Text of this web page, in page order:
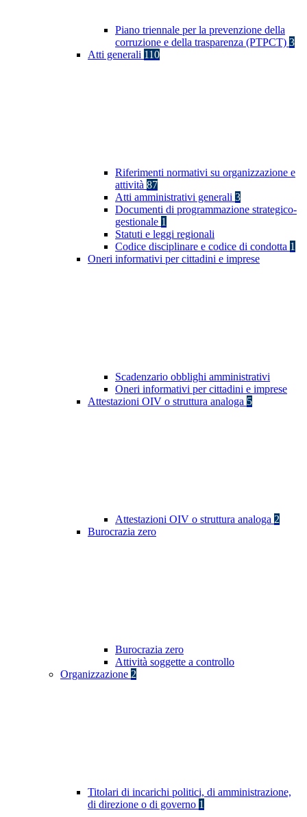
Piano triennale per la prevenzione della
corruzione e della trasparenza (PTPCT) 3
Atti generali 110
Riferimenti normativi su organizzazione e
attività 87
Atti amministrativi generali 3
Documenti di programmazione strategico-
gestionale 1
Statuti e leggi regionali
Codice disciplinare e codice di condotta 1
Oneri informativi per cittadini e imprese
Scadenzario obblighi amministrativi
Oneri informativi per cittadini e imprese
Attestazioni OIV o struttura analoga 5
Attestazioni OIV o struttura analoga 2
Burocrazia zero
Burocrazia zero
Attività soggette a controllo
Organizzazione 2
Titolari di incarichi politici, di amministrazione,
di direzione o di governo 1